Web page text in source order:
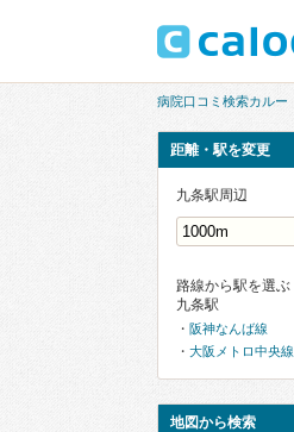
病院口コミ検索カルー
距離・駅を変更
九条駅周辺
路線から駅を選ぶ
九条駅
阪神なんば線
大阪メトロ中央線
地図から検索